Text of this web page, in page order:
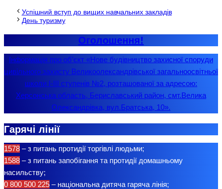
Успішний вступ до вищих навчальних закладів
День туризму
Оголошення!
Інформація про об’єкт «Нове будівництво захисної споруди
цивільного захисту Великоолександрівської загальноосвітньої
школи І-ІІІ ступенів №2, розташованої за адресою:
Херсонська область, Бериславський район, смт.Велика
Олександрівка, вул.Братська, 10».
Гарячі лінії
1578 – з питань протидії торгівлі людьми;
1588 – з питань запобігання та протидії домашньому
насильству;
0 800 500 225 – національна дитяча гаряча лінія;